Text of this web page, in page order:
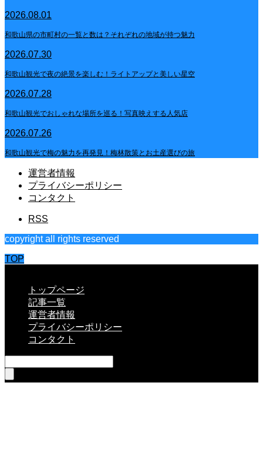
2026.08.01
和歌山県の市町村の一覧と数は？それぞれの地域が持つ魅力
2026.07.30
和歌山観光で夜の絶景を楽しむ！ライトアップと美しい星空
2026.07.28
和歌山観光でおしゃれな場所を巡る！写真映えする人気店
2026.07.26
和歌山観光で梅の魅力を再発見！梅林散策とお土産選びの旅
運営者情報
プライバシーポリシー
コンタクト
RSS
copyright all rights reserved
TOP
トップページ
記事一覧
運営者情報
プライバシーポリシー
コンタクト